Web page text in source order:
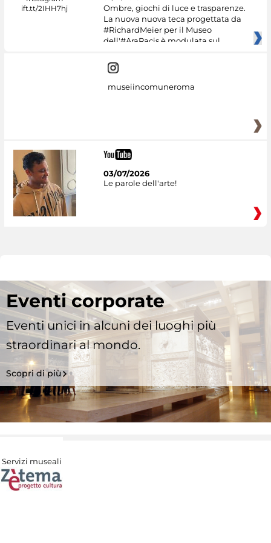
Ombre, giochi di luce e trasparenze.
La nuova nuova teca progettata da
#RichardMeier per il Museo
dell'#AraPacis è modulata sul
museiincomuneroma
03/07/2026
Le parole dell'arte!
Eventi corporate
Eventi unici in alcuni dei luoghi più
straordinari al mondo.
Scopri di più
Servizi museali